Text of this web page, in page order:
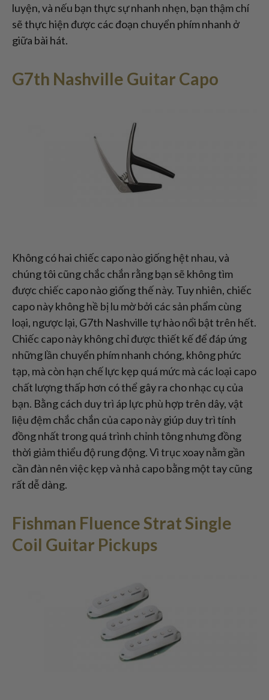
luyện, và nếu bạn thực sự nhanh nhẹn, bạn thậm chí
sẽ thực hiện được các đoạn chuyển phím nhanh ở
giữa bài hát.
G7th Nashville Guitar Capo
Không có hai chiếc capo nào giống hệt nhau, và
chúng tôi cũng chắc chắn rằng bạn sẽ không tìm
được chiếc capo nào giống thế này. Tuy nhiên, chiếc
capo này không hề bị lu mờ bởi các sản phẩm cùng
loại, ngược lại, G7th Nashville tự hào nổi bật trên hết.
Chiếc capo này không chỉ được thiết kế để đáp ứng
những lần chuyển phím nhanh chóng, không phức
tạp, mà còn hạn chế lực kẹp quá mức mà các loại capo
chất lượng thấp hơn có thể gây ra cho nhạc cụ của
bạn. Bằng cách duy trì áp lực phù hợp trên dây, vật
liệu đệm chắc chắn của capo này giúp duy trì tính
đồng nhất trong quá trình chỉnh tông nhưng đồng
thời giảm thiểu độ rung động. Vì trục xoay nằm gần
cần đàn nên việc kẹp và nhả capo bằng một tay cũng
rất dễ dàng.
Fishman Fluence Strat Single
Coil Guitar Pickups